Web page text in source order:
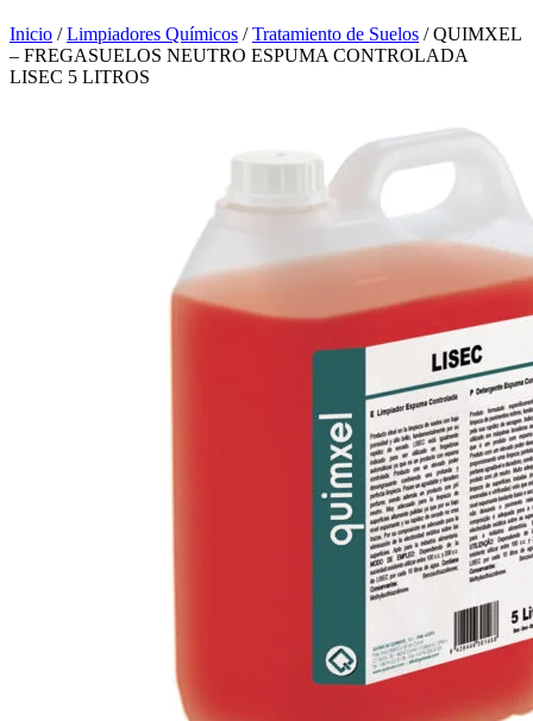
Inicio /Limpiadores Químicos /Tratamiento de Suelos / QUIMXEL
– FREGASUELOS NEUTRO ESPUMA CONTROLADA
LISEC 5 LITROS